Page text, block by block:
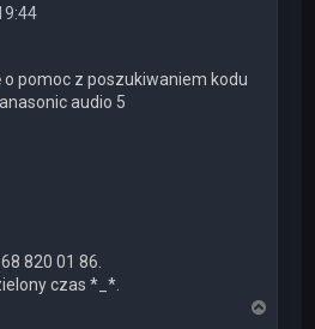
pomoc z poszukiwaniem kodu
audio 5
820 01 86.
czas *_*.